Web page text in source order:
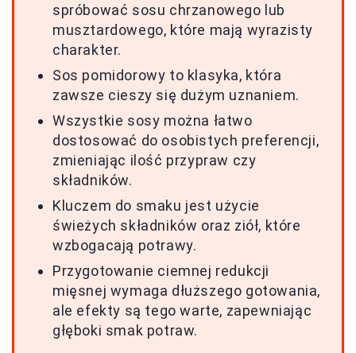
spróbować sosu chrzanowego lub
musztardowego, które mają wyrazisty
charakter.
Sos pomidorowy to klasyka, która
zawsze cieszy się dużym uznaniem.
Wszystkie sosy można łatwo
dostosować do osobistych preferencji,
zmieniając ilość przypraw czy
składników.
Kluczem do smaku jest użycie
świeżych składników oraz ziół, które
wzbogacają potrawy.
Przygotowanie ciemnej redukcji
mięsnej wymaga dłuższego gotowania,
ale efekty są tego warte, zapewniając
głęboki smak potraw.